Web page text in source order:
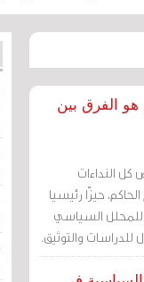
الفرق بين
النداءات
النظام الحاكم، حيزّا رئيسيا
للمحلل السياسي
والتوثيق.